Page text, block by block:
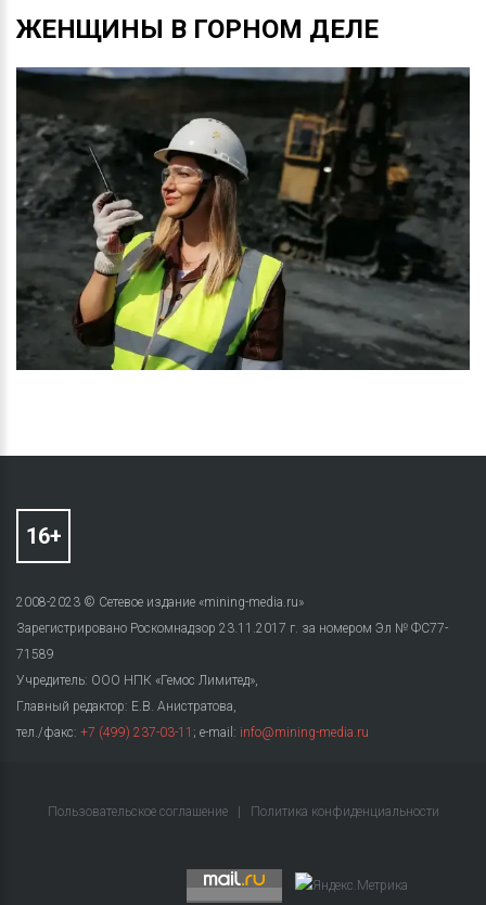
ЖЕНЩИНЫ В ГОРНОМ ДЕЛЕ
2008-2023 © Сетевое издание «mining-media.ru»
Зарегистрировано Роскомнадзор 23.11.2017 г. за номером Эл № ФС77-
71589
Учредитель: ООО НПК «Гемос Лимитед»,
Главный редактор: Е.В. Анистратова,
тел./факс: +7 (499) 237-03-11 ; e-mail: info@mining-media.ru
Пользовательское соглашение Политика конфиденциальности